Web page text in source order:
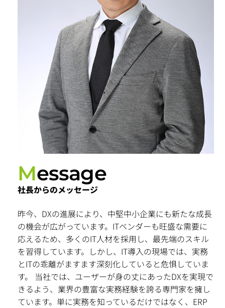
Message
社長からのメッセージ
昨今、DXの進展により、中堅中小企業にも新たな成長
の機会が広がっています。ITベンダーも旺盛な需要に
応えるため、多くのIT人材を採用し、最先端のスキル
を習得しています。しかし、IT導入の現場では、実務
とITの乖離がますます深刻化していると危惧していま
す。 当社では、ユーザーが身の丈にあったDXを実現で
きるよう、業界の豊富な実務経験を誇る専門家を擁し
ています。単に実務を知っているだけではなく、ERP